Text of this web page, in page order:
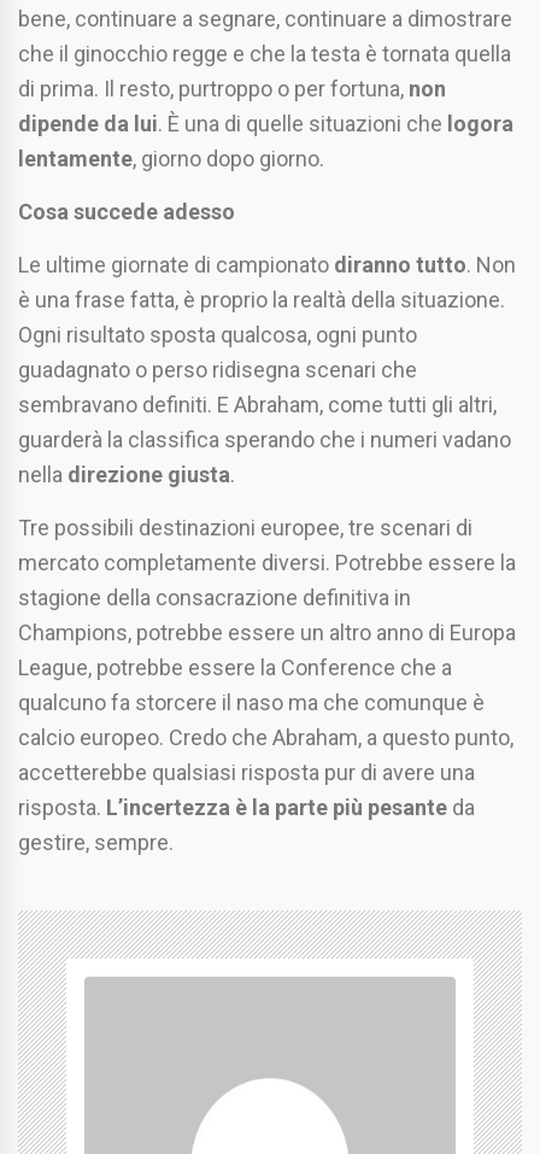
bene, continuare a segnare, continuare a dimostrare
che il ginocchio regge e che la testa è tornata quella
di prima. Il resto, purtroppo o per fortuna, non
dipende da lui. È una di quelle situazioni che logora
lentamente, giorno dopo giorno.
Cosa succede adesso
Le ultime giornate di campionato diranno tutto. Non
è una frase fatta, è proprio la realtà della situazione.
Ogni risultato sposta qualcosa, ogni punto
guadagnato o perso ridisegna scenari che
sembravano definiti. E Abraham, come tutti gli altri,
guarderà la classifica sperando che i numeri vadano
nella direzione giusta.
Tre possibili destinazioni europee, tre scenari di
mercato completamente diversi. Potrebbe essere la
stagione della consacrazione definitiva in
Champions, potrebbe essere un altro anno di Europa
League, potrebbe essere la Conference che a
qualcuno fa storcere il naso ma che comunque è
calcio europeo. Credo che Abraham, a questo punto,
accetterebbe qualsiasi risposta pur di avere una
risposta. L’incertezza è la parte più pesante da
gestire, sempre.